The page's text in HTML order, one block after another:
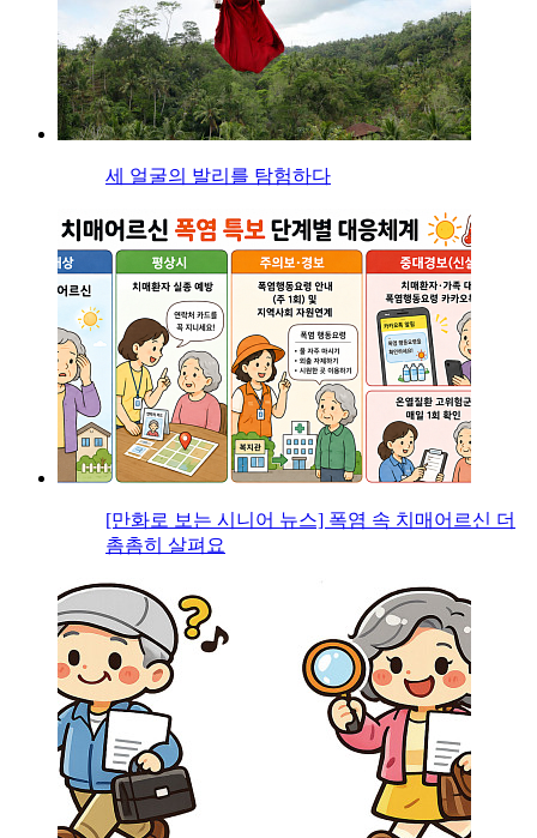
세 얼굴의 발리를 탐험하다
[만화로 보는 시니어 뉴스] 폭염 속 치매어르신 더
촘촘히 살펴요